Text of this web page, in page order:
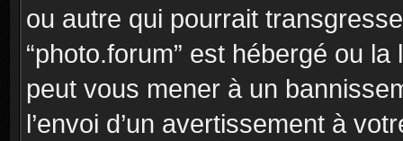
ou autre qui pourrait
“photo.forum” est hébergé ou
peut vous mener à un
l’envoi d’un avertissement à